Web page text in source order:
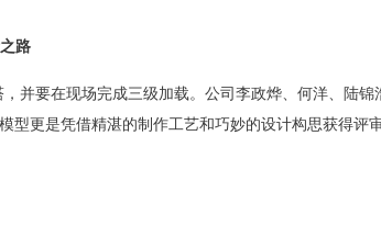
路
并要在现场完成三级加载。公司李政烨、何洋、陆锦
型更是凭借精湛的制作工艺和巧妙的设计构思获得评